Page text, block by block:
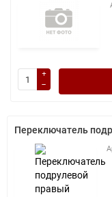
Переключатель